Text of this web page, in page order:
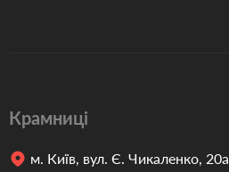
Крамниці
м. Київ, вул. Є. Чикаленко, 20а